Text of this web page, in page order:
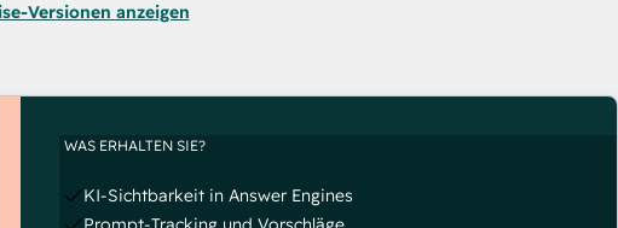
Versionen anzeigen
WAS ERHALTEN SIE?
KI-Sichtbarkeit in Answer Engines